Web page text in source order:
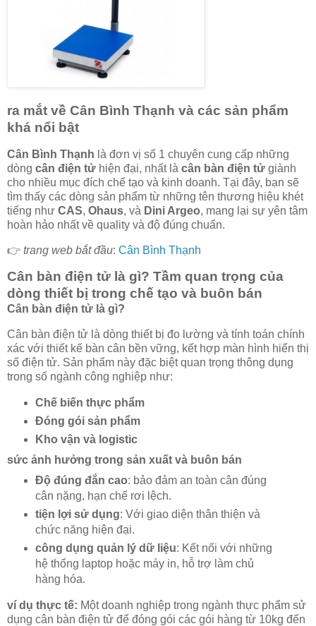
ra mắt về Cân Bình Thạnh và các sản phẩm
khá nổi bật
Cân Bình Thạnh là đơn vị số 1 chuyên cung cấp những
dòng cân điện tử hiện đại, nhất là cân bàn điện tử giành
cho nhiều mục đích chế tạo và kinh doanh. Tại đây, bạn sẽ
tìm thấy các dòng sản phẩm từ những tên thương hiệu khét
tiếng như CAS, Ohaus, và Dini Argeo, mang lại sự yên tâm
hoàn hảo nhất về quality và độ đúng chuẩn.
👉 trang web bắt đầu: Cân Bình Thạnh
Cân bàn điện tử là gì? Tầm quan trọng của
dòng thiết bị trong chế tạo và buôn bán
Cân bàn điện tử là gì?
Cân bàn điện tử là dòng thiết bị đo lường và tính toán chính
xác với thiết kế bàn cân bền vững, kết hợp màn hình hiển thị
số điện tử. Sản phẩm này đặc biệt quan trọng thông dụng
trong số ngành công nghiệp như:
Chế biến thực phẩm
Đóng gói sản phẩm
Kho vận và logistic
sức ảnh hưởng trong sản xuất và buôn bán
Độ đúng đắn cao: bảo đảm an toàn cân đúng
cân nặng, hạn chế rơi lệch.
tiện lợi sử dụng: Với giao diện thân thiện và
chức năng hiện đại.
công dụng quản lý dữ liệu: Kết nối với những
hệ thống laptop hoặc máy in, hỗ trợ làm chủ
hàng hóa.
ví dụ thực tế: Một doanh nghiệp trong ngành thực phẩm sử
dụng cân bàn điện tử để đóng gói các gói hàng từ 10kg đến